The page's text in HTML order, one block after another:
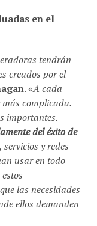
en el
tendrán
creados por el
. «A cada
complicada.
importantes.
del éxito de
y redes
usar en todo
las necesidades
ellos demanden